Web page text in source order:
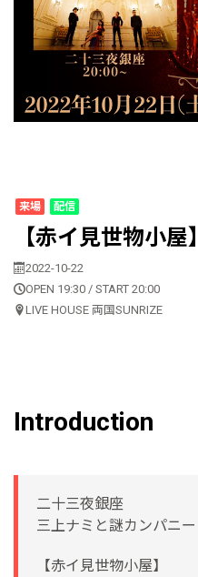
来場 配信
【赤イ見世物小屋】
2022-10-22
OPEN 19:30 / START 20:00
LIVE HOUSE 両国SUNRIZE
Introduction
二十三夜銀座
三上ナミと謎カンパニー
【赤イ見世物小屋】